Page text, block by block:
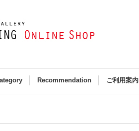
Recommendation ご利用案内